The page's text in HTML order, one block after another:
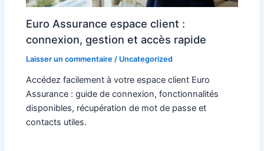
Euro Assurance espace client :
connexion, gestion et accès rapide
Laisser un commentaire / Uncategorized
Accédez facilement à votre espace client Euro
Assurance : guide de connexion, fonctionnalités
disponibles, récupération de mot de passe et
contacts utiles.